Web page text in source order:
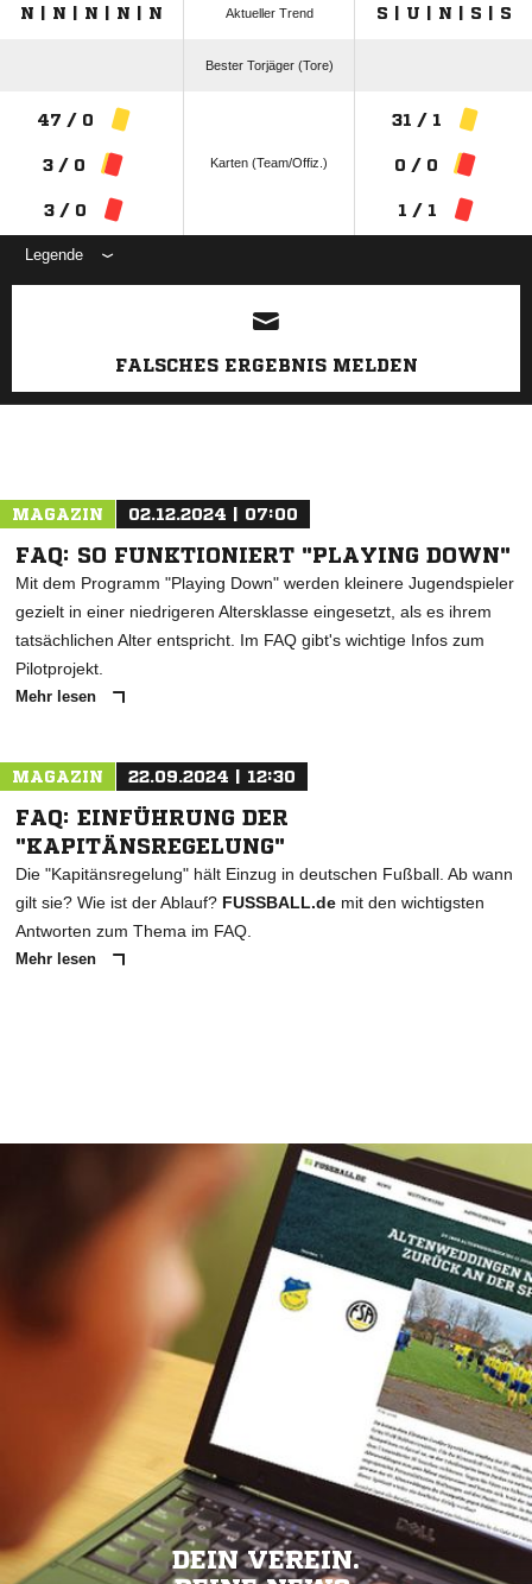
N | N | N | N | N Aktueller Trend S | U | N | S | S
Bester Torjäger (Tore)
47 / 0
3 / 0
3 / 0
Karten (Team/Offiz.)
31 / 1
0 / 0
1 / 1
Legende
ANZEIGE
FALSCHES ERGEBNIS MELDEN
MAGAZIN 02.12.2024 | 07:00
FAQ: SO FUNKTIONIERT "PLAYING DOWN"
Mit dem Programm "Playing Down" werden kleinere Jugendspieler
gezielt in einer niedrigeren Altersklasse eingesetzt, als es ihrem
tatsächlichen Alter entspricht. Im FAQ gibt's wichtige Infos zum
Pilotprojekt.
Mehr lesen
MAGAZIN 22.09.2024 | 12:30
FAQ: EINFÜHRUNG DER
"KAPITÄNSREGELUNG"
Die "Kapitänsregelung" hält Einzug in deutschen Fußball. Ab wann
gilt sie? Wie ist der Ablauf? FUSSBALL.de mit den wichtigsten
Antworten zum Thema im FAQ.
Mehr lesen
DEIN VEREIN.